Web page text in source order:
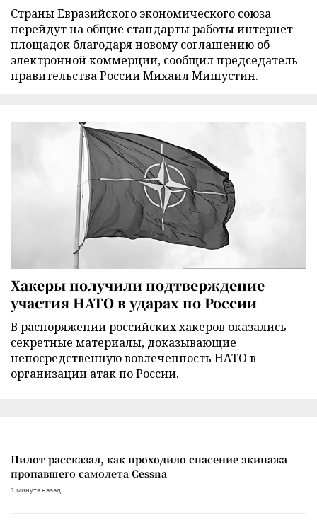
Страны Евразийского экономического союза
перейдут на общие стандарты работы интернет-
площадок благодаря новому соглашению об
электронной коммерции, сообщил председатель
правительства России Михаил Мишустин.
Хакеры получили подтверждение
участия НАТО в ударах по России
В распоряжении российских хакеров оказались
секретные материалы, доказывающие
непосредственную вовлеченность НАТО в
организации атак по России.
Пилот рассказал, как проходило спасение экипажа
пропавшего самолета Cessna
1 минута назад